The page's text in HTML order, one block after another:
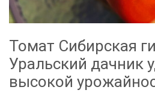
Томат Сибирская
Уральский дачник
высокой